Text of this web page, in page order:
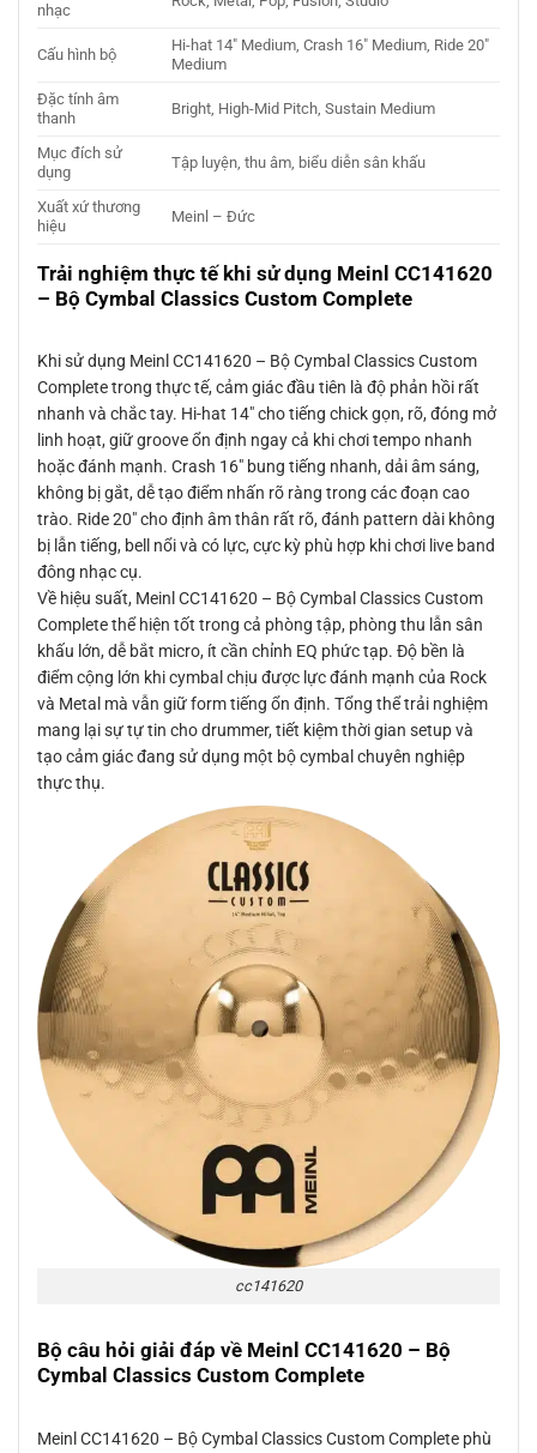
nhạc
Cấu hình bộ
Hi-hat 14″ Medium, Crash 16″ Medium, Ride 20″
Medium
Đặc tính âm
thanh
Bright, High-Mid Pitch, Sustain Medium
Mục đích sử
dụng
Tập luyện, thu âm, biểu diễn sân khấu
Xuất xứ thương
hiệu
Meinl – Đức
Trải nghiệm thực tế khi sử dụng Meinl CC141620
– Bộ Cymbal Classics Custom Complete
Khi sử dụng Meinl CC141620 – Bộ Cymbal Classics Custom
Complete trong thực tế, cảm giác đầu tiên là độ phản hồi rất
nhanh và chắc tay. Hi-hat 14″ cho tiếng chick gọn, rõ, đóng mở
linh hoạt, giữ groove ổn định ngay cả khi chơi tempo nhanh
hoặc đánh mạnh. Crash 16″ bung tiếng nhanh, dải âm sáng,
không bị gắt, dễ tạo điểm nhấn rõ ràng trong các đoạn cao
trào. Ride 20″ cho định âm thân rất rõ, đánh pattern dài không
bị lẫn tiếng, bell nổi và có lực, cực kỳ phù hợp khi chơi live band
đông nhạc cụ.
Về hiệu suất, Meinl CC141620 – Bộ Cymbal Classics Custom
Complete thể hiện tốt trong cả phòng tập, phòng thu lẫn sân
khấu lớn, dễ bắt micro, ít cần chỉnh EQ phức tạp. Độ bền là
điểm cộng lớn khi cymbal chịu được lực đánh mạnh của Rock
và Metal mà vẫn giữ form tiếng ổn định. Tổng thể trải nghiệm
mang lại sự tự tin cho drummer, tiết kiệm thời gian setup và
tạo cảm giác đang sử dụng một bộ cymbal chuyên nghiệp
thực thụ.
cc141620
Bộ câu hỏi giải đáp về Meinl CC141620 – Bộ
Cymbal Classics Custom Complete
Meinl CC141620 – Bộ Cymbal Classics Custom Complete phù